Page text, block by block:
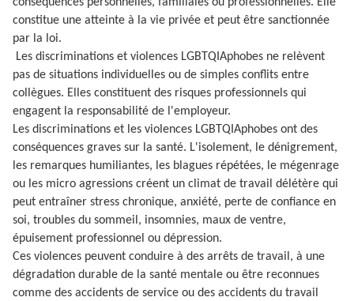
constitue une atteinte à la vie privée et peut être sanctionnée
par la loi.
Les discriminations et violences LGBTQIAphobes ne relèvent
pas de situations individuelles ou de simples conflits entre
collègues. Elles constituent des risques professionnels qui
engagent la responsabilité de l'employeur.
Les discriminations et les violences LGBTQIAphobes ont des
conséquences graves sur la santé. L'isolement, le dénigrement,
les remarques humiliantes, les blagues répétées, le mégenrage
ou les micro agressions créent un climat de travail délétère qui
peut entraîner stress chronique, anxiété, perte de confiance en
soi, troubles du sommeil, insomnies, maux de ventre,
épuisement professionnel ou dépression.
Ces violences peuvent conduire à des arrêts de travail, à une
dégradation durable de la santé mentale ou être reconnues
comme des accidents de service ou des accidents du travail